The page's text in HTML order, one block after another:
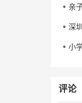
亲
深
小
评论